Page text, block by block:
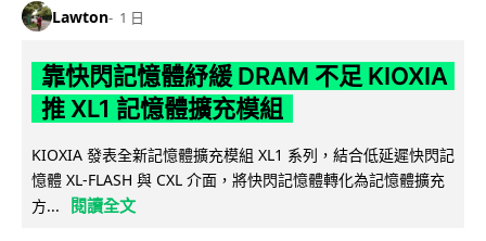
Lawton 1 日
靠快閃記憶體紓緩 DRAM 不足 KIOXIA
推 XL1 記憶體擴充模組
KIOXIA 發表全新記憶體擴充模組 XL1 系列，結合低延遲快閃記
憶體 XL-FLASH 與 CXL 介面，將快閃記憶體轉化為記憶體擴充
方...
閱讀全文